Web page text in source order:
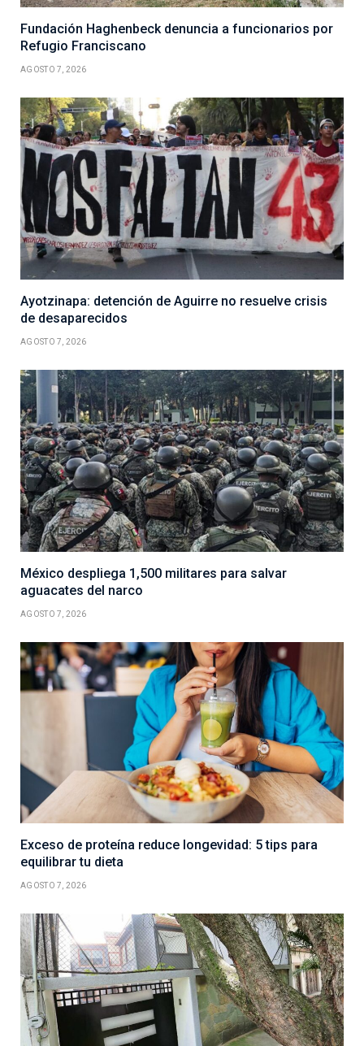
Fundación Haghenbeck denuncia a funcionarios por
Refugio Franciscano
AGOSTO 7, 2026
Ayotzinapa: detención de Aguirre no resuelve crisis
de desaparecidos
AGOSTO 7, 2026
México despliega 1,500 militares para salvar
aguacates del narco
AGOSTO 7, 2026
Exceso de proteína reduce longevidad: 5 tips para
equilibrar tu dieta
AGOSTO 7, 2026